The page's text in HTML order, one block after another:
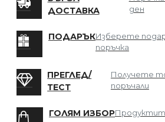
ДОСТАВКА
ден
ПОДАРЪКИзберете
поръчка
ПРЕГЛЕД/
ТЕСТ
Получете
поръчали
ГОЛЯМ ИЗБОР